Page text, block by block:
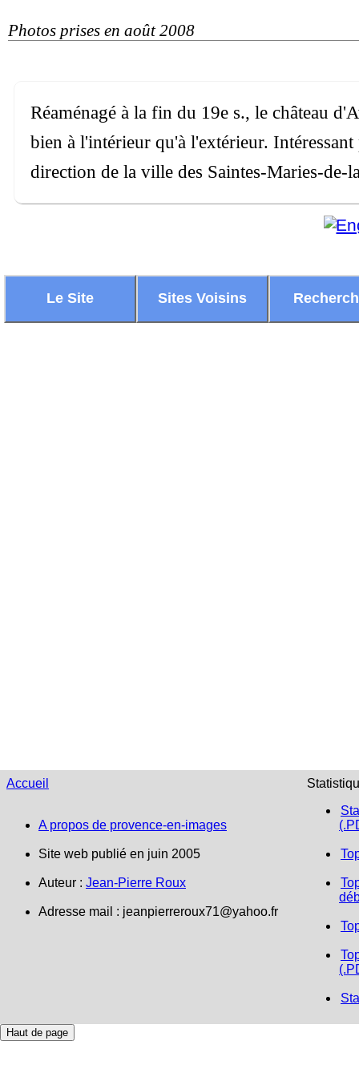
Photos prises en août 2008
Réaménagé à la fin du 19e s., le château
bien à l'intérieur qu'à l'extérieur.
direction de la ville des Saintes-Maries-de-
Le Site Sites Voisins
Accueil
A propos de provence-en-images
Site web publié en juin 2005
Auteur : Jean-Pierre Roux
Adresse mail : jeanpierreroux71@yahoo.fr
Haut de page